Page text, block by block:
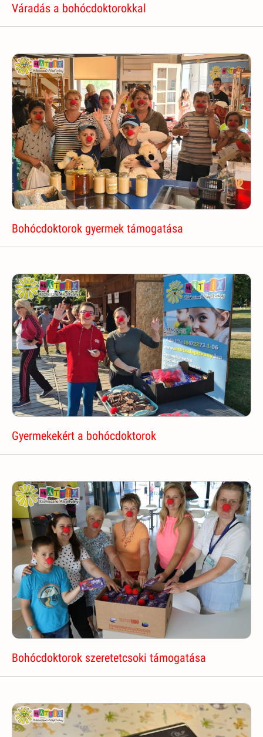
Váradás a bohócdoktorokkal
Bohócdoktorok gyermek támogatása
Gyermekekért a bohócdoktorok
Bohócdoktorok szeretetcsoki támogatása